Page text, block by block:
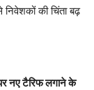
की चिंता बढ़
पर नए टैरिफ लगाने के